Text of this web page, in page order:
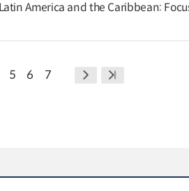
America and the Caribbean:
5 6 7